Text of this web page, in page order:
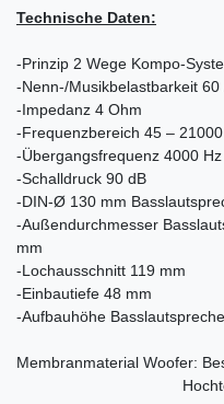
Technische Daten:
-Prinzip 2 Wege Kompo-
-Nenn-/Musikbelastbarkeit 60
-Impedanz 4 Ohm
-Frequenzbereich 45 –
-Übergangsfrequenz 4000 Hz
-Schalldruck 90 dB
-DIN-Ø 130 mm
-Außendurchmesser
mm
-Lochausschnitt 119 mm
-Einbautiefe 48 mm
-Aufbauhöhe
Membranmaterial Woofer:
Hochtöner: